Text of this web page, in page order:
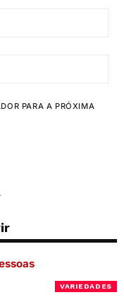
PARA A PRÓXIMA
VARIEDADES